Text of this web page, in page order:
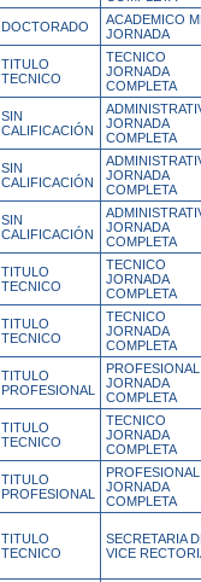
DOCTORADO
ACADEMICO
JORNADA
TITULO
TECNICO
TECNICO
JORNADA
COMPLETA
SIN
CALIFICACIÓN
JORNADA
COMPLETA
SIN
CALIFICACIÓN
JORNADA
COMPLETA
SIN
CALIFICACIÓN
JORNADA
COMPLETA
TITULO
TECNICO
TECNICO
JORNADA
COMPLETA
TITULO
TECNICO
TECNICO
JORNADA
COMPLETA
TITULO
PROFESIONAL
PROFESIONAL
JORNADA
COMPLETA
TITULO
TECNICO
TECNICO
JORNADA
COMPLETA
TITULO
PROFESIONAL
PROFESIONAL
JORNADA
COMPLETA
TITULO
TECNICO
SECRETARIA
VICE